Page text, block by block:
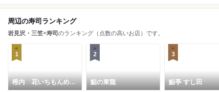
周辺の寿司ランキング
岩見沢・三笠×寿司 のランキング（点数の高いお店）です。
1
稚内 花いちもんめ
岩見沢店
2
鮨の東龍
3
鮨亭 すし田